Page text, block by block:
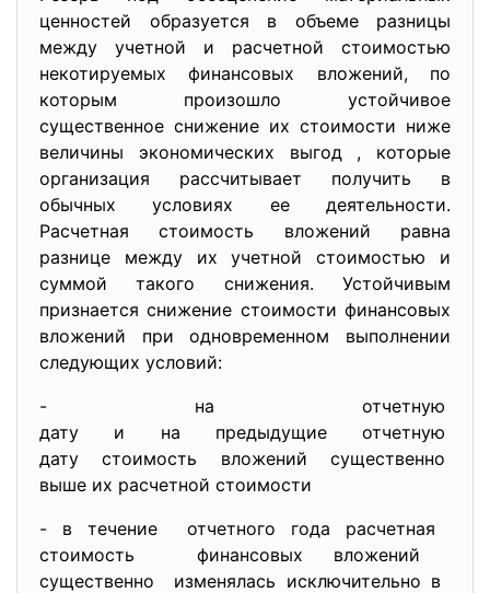
ценностей образуется в объеме разницы
между учетной и расчетной стоимостью
некотируемых финансовых вложений, по
которым произошло устойчивое
существенное снижение их стоимости ниже
величины экономических выгод , которые
организация рассчитывает получить в
обычных условиях ее деятельности.
Расчетная стоимость вложений равна
разнице между их учетной стоимостью и
суммой такого снижения. Устойчивым
признается снижение стоимости финансовых
вложений при одновременном выполнении
следующих условий:
- на отчетную
дату и на предыдущие отчетную
дату стоимость вложений существенно
выше их расчетной стоимости
- в течение отчетного года расчетная
стоимость финансовых вложений
существенно изменялась исключительно в